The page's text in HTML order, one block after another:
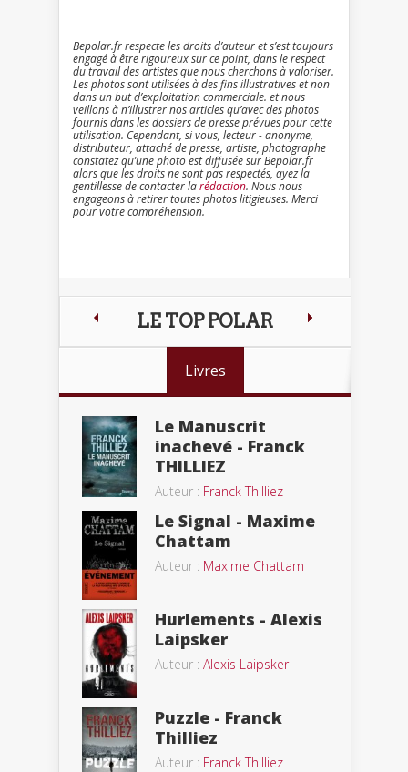
Bepolar.fr respecte les droits d’auteur et s’est toujours
engagé à être rigoureux sur ce point, dans le respect
du travail des artistes que nous cherchons à valoriser.
Les photos sont utilisées à des fins illustratives et non
dans un but d’exploitation commerciale. et nous
veillons à n’illustrer nos articles qu’avec des photos
fournis dans les dossiers de presse prévues pour cette
utilisation. Cependant, si vous, lecteur - anonyme,
distributeur, attaché de presse, artiste, photographe
constatez qu’une photo est diffusée sur Bepolar.fr
alors que les droits ne sont pas respectés, ayez la
gentillesse de contacter larédaction. Nous nous
engageons à retirer toutes photos litigieuses. Merci
pour votre compréhension.
LE TOP POLAR
Livres
Le Manuscrit
inachevé - Franck
THILLIEZ
Auteur : Franck Thilliez
Le Signal - Maxime
Chattam
Auteur : Maxime Chattam
Hurlements - Alexis
Laipsker
Auteur : Alexis Laipsker
Puzzle - Franck
Thilliez
Auteur : Franck Thilliez